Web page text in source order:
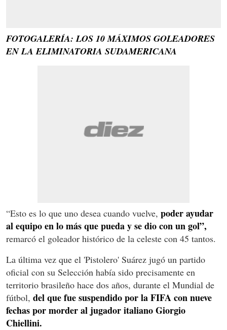
FOTOGALERÍA: LOS 10 MÁXIMOS GOLEADORES
EN LA ELIMINATORIA SUDAMERICANA
“Esto es lo que uno desea cuando vuelve, poder ayudar
al equipo en lo más que pueda y se dio con un gol”,
remarcó el goleador histórico de la celeste con 45 tantos.
La última vez que el 'Pistolero' Suárez jugó un partido
oficial con su Selección había sido precisamente en
territorio brasileño hace dos años, durante el Mundial de
fútbol, del que fue suspendido por la FIFA con nueve
fechas por morder al jugador italiano Giorgio
Chiellini.